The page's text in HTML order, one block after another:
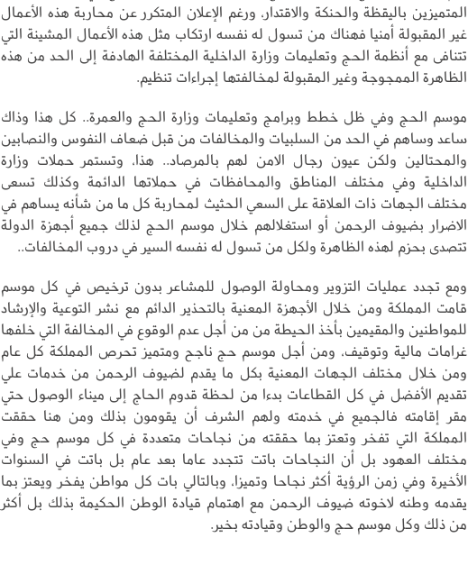
المتميزين باليقظة والحنكة والاقتدار، ورغم الإعلان المتكرر عن محاربة هذه الأعمال
غير المقبولة أمنيا فهناك من تسول له نفسه ارتكاب مثل هذه الأعمال المشينة التي
تتنافى مع أنظمة الحج وتعليمات وزارة الداخلية المختلفة الهادفة إلى الحد من هذه
الظاهرة الممجوجة وغير المقبولة لمخالفتها إجراءات تنظيم.
موسم الحج وفي ظل خطط وبرامج وتعليمات وزارة الحج والعمرة.. كل هذا وذاك
ساعد وساهم في الحد من السلبيات والمخالفات من قبل ضعاف النفوس والنصابين
والمحتالين ولكن عيون رجال الامن لهم بالمرصاد.. هذا، وتستمر حملات وزارة
الداخلية وفي مختلف المناطق والمحافظات في حملاتها الدائمة وكذلك تسعى
مختلف الجهات ذات العلاقة على السعي الحثيث لمحاربة كل ما من شأنه يساهم في
الاضرار بضيوف الرحمن أو استغلالهم خلال موسم الحج لذلك جميع أجهزة الدولة
تتصدى بحزم لهذه الظاهرة ولكل من تسول له نفسه السير في دروب المخالفات..
ومع تجدد عمليات التزوير ومحاولة الوصول للمشاعر بدون ترخيص في كل موسم
قامت المملكة ومن خلال الأجهزة المعنية بالتحذير الدائم مع نشر التوعية والإرشاد
للمواطنين والمقيمين بأخذ الحيطة من من أجل عدم الوقوع في المخالفة التي خلفها
غرامات مالية وتوقيف، ومن أجل موسم حج ناجح ومتميز تحرص المملكة كل عام
ومن خلال مختلف الجهات المعنية بكل ما يقدم لضيوف الرحمن من خدمات علي
تقديم الأفضل في كل القطاعات بدءا من لحظة قدوم الحاج إلى ميناء الوصول حتي
مقر إقامته فالجميع في خدمته ولهم الشرف أن يقومون بذلك ومن هنا حققت
المملكة التي تفخر وتعتز بما حققته من نجاحات متعددة في كل موسم حج وفي
مختلف العهود بل أن النجاحات باتت تتجدد عاما بعد عام بل باتت في السنوات
الأخيرة وفي زمن الرؤية أكثر نجاحا وتميزا، وبالتالي بات كل مواطن يفخر ويعتز بما
يقدمه وطنه لاخوته ضيوف الرحمن مع اهتمام قيادة الوطن الحكيمة بذلك بل أكثر
من ذلك وكل موسم حج والوطن وقيادته بخير.